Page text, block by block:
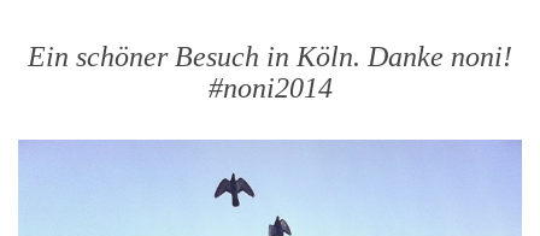
Ein schöner Besuch in Köln. Danke noni!
#noni2014